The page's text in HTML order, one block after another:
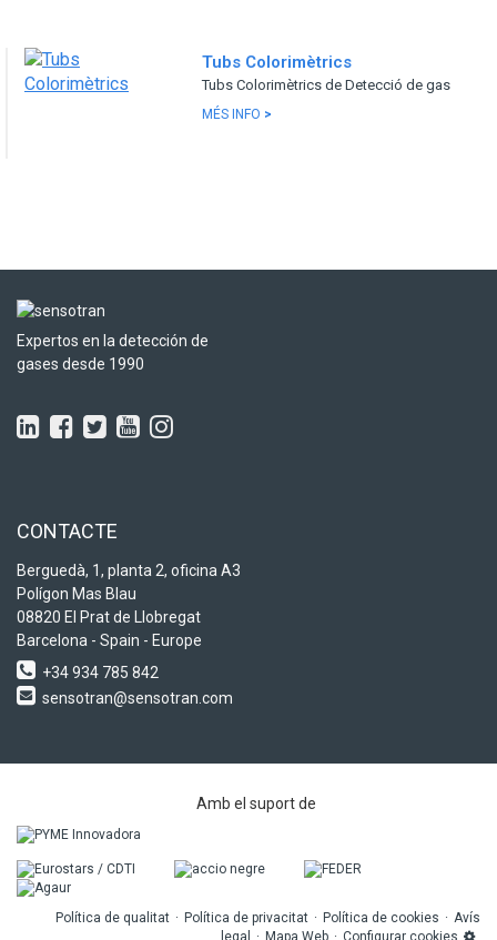
Tubs Colorimètrics
Tubs Colorimètrics de Detecció de gas
MÉS INFO >
Expertos en la detección de
gases desde 1990
CONTACTE
Berguedà, 1, planta 2, oficina A3
Polígon Mas Blau
08820 El Prat de Llobregat
Barcelona - Spain - Europe
+34 934 785 842
sensotran@sensotran.com
Amb el suport de
Política de qualitat Política de privacitat Política de cookies
Avís
legal
Mapa Web Configurar cookies